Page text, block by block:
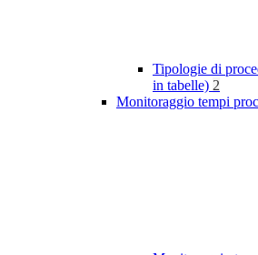
Tipologie di
in tabelle) 2
Monitoraggio tempi